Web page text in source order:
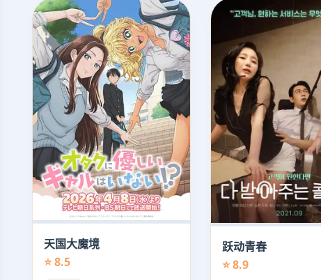
天国大魔境
⭐ 8.5
跃动青春
⭐ 8.9